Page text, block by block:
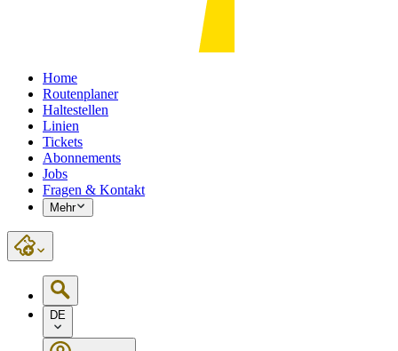
Home
Routenplaner
Haltestellen
Linien
Tickets
Abonnements
Jobs
Fragen & Kontakt
Mehr
DE